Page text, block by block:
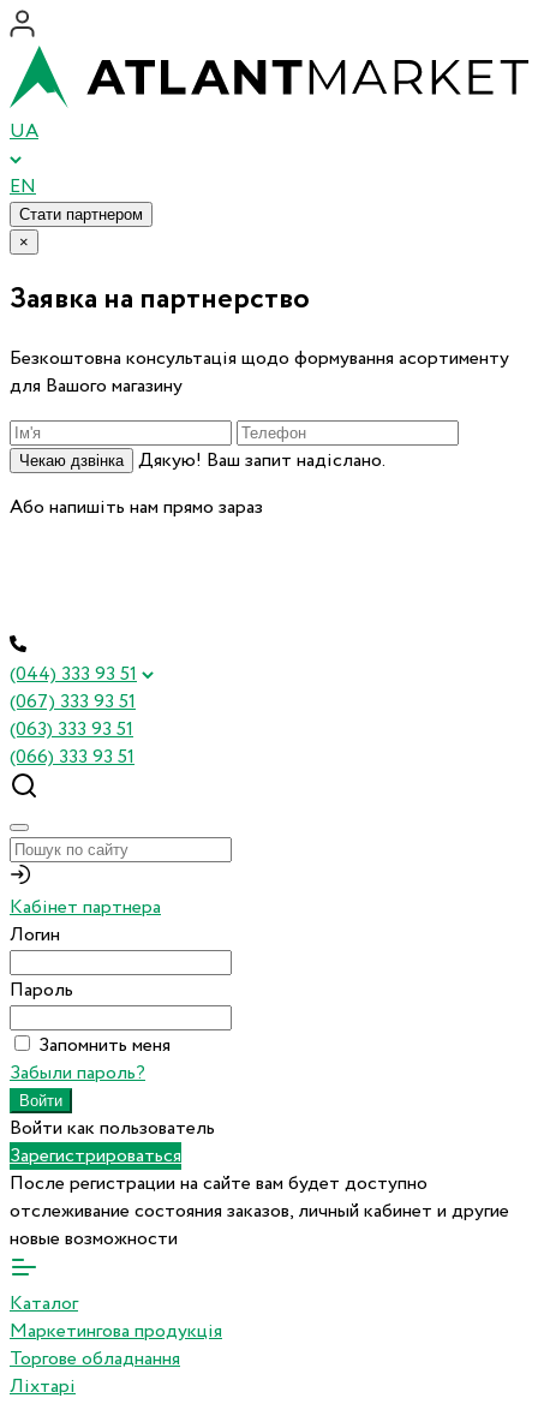
UA
EN
Стати партнером
×
Заявка на партнерство
Безкоштовна консультація щодо формування асортименту
для Вашого магазину
Чекаю дзвінка
Дякую! Ваш запит надіслано.
Або напишіть нам прямо зараз
(044) 333 93 51
(067) 333 93 51
(063) 333 93 51
(066) 333 93 51
Кабінет партнера
Логин
Пароль
Запомнить меня
Забыли пароль?
Войти как пользователь
Зарегистрироваться
После регистрации на сайте вам будет доступно
отслеживание состояния заказов, личный кабинет и другие
новые возможности
Каталог
Маркетингова продукція
Торгове обладнання
Ліхтарі